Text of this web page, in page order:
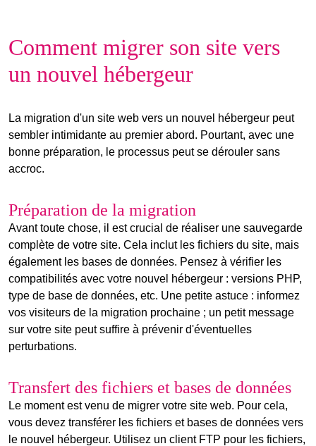
Comment migrer son site vers
un nouvel hébergeur
La migration d'un site web vers un nouvel hébergeur peut
sembler intimidante au premier abord. Pourtant, avec une
bonne préparation, le processus peut se dérouler sans
accroc.
Préparation de la migration
Avant toute chose, il est crucial de réaliser une sauvegarde
complète de votre site. Cela inclut les fichiers du site, mais
également les bases de données. Pensez à vérifier les
compatibilités avec votre nouvel hébergeur : versions PHP,
type de base de données, etc. Une petite astuce : informez
vos visiteurs de la migration prochaine ; un petit message
sur votre site peut suffire à prévenir d'éventuelles
perturbations.
Transfert des fichiers et bases de données
Le moment est venu de migrer votre site web. Pour cela,
vous devez transférer les fichiers et bases de données vers
le nouvel hébergeur. Utilisez un client FTP pour les fichiers,